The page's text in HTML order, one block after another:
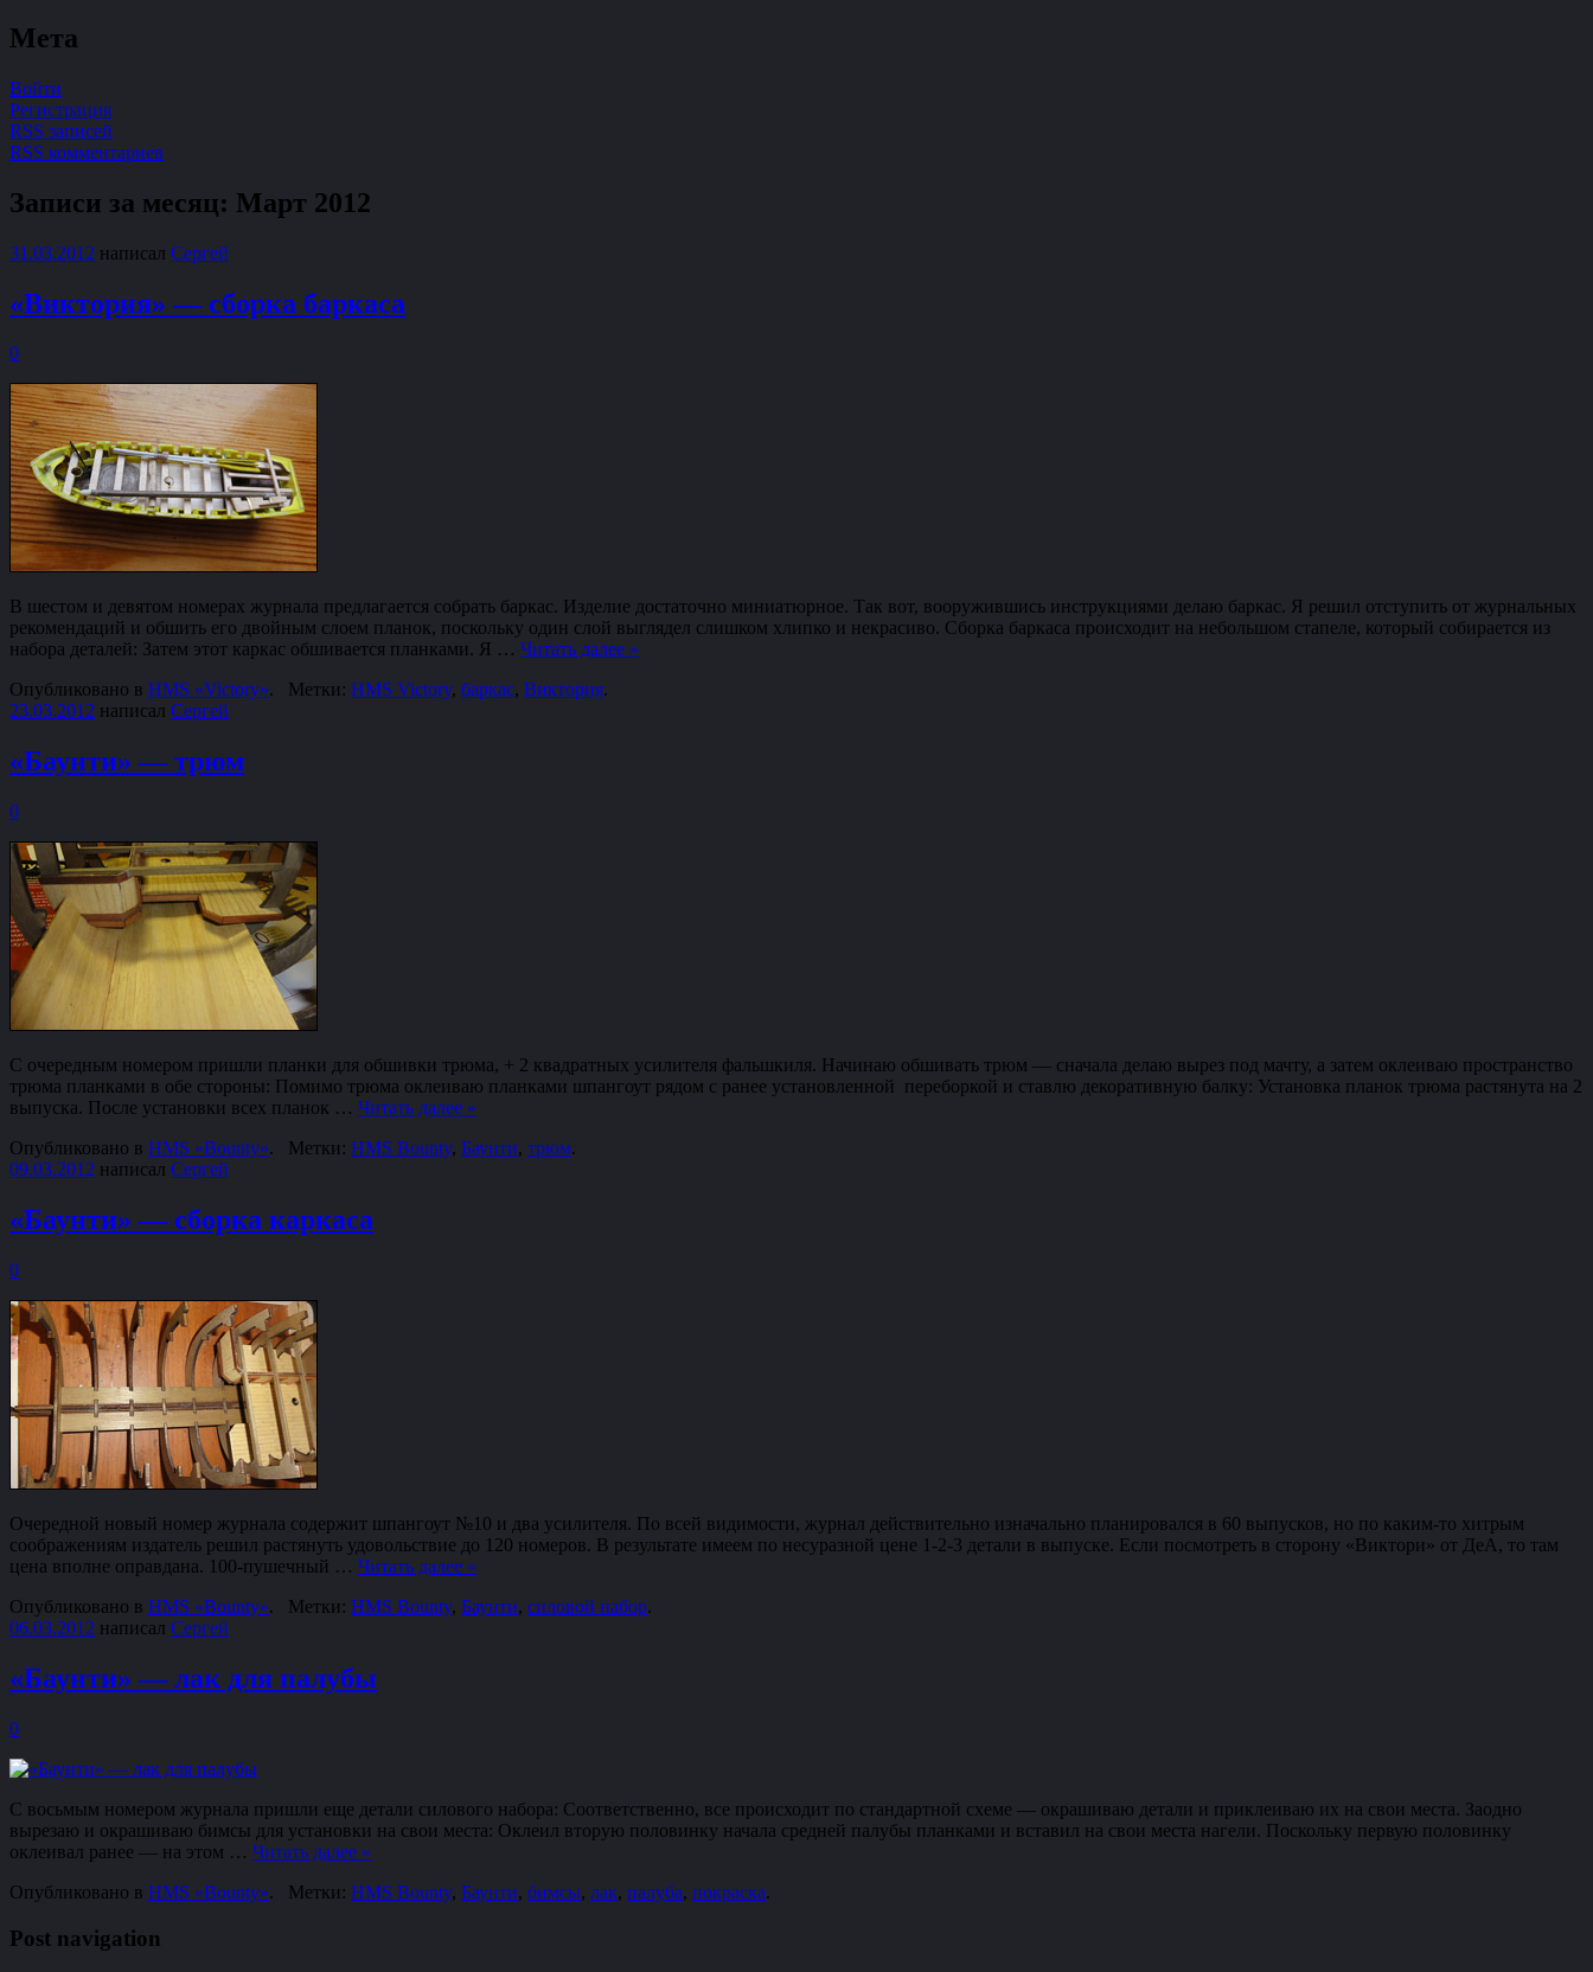
Мета
Войти
Регистрация
RSS записей
RSS комментариев
Записи за месяц: Март 2012
31.03.2012 написал Сергей
«Виктория» — сборка баркаса
0
В шестом и девятом номерах журнала предлагается собрать баркас. Изделие достаточно миниатюрное. Так вот, вооружившись инструкциями делаю баркас. Я решил отступить от журнальных
рекомендаций и обшить его двойным слоем планок, поскольку один слой выглядел слишком хлипко и некрасиво. Сборка баркаса происходит на небольшом стапеле, который собирается из
набора деталей: Затем этот каркас обшивается планками. Я … Читать далее »
Опубликовано в HMS «Victory». Метки: HMS Victory, баркас, Виктория.
23.03.2012 написал Сергей
«Баунти» — трюм
0
С очередным номером пришли планки для обшивки трюма, + 2 квадратных усилителя фальшкиля. Начинаю обшивать трюм — сначала делаю вырез под мачту, а затем оклеиваю пространство
трюма планками в обе стороны: Помимо трюма оклеиваю планками шпангоут рядом с ранее установленной переборкой и ставлю декоративную балку: Установка планок трюма растянута на 2
выпуска. После установки всех планок … Читать далее »
Опубликовано в HMS «Bounty». Метки: HMS Bounty, Баунти, трюм.
09.03.2012 написал Сергей
«Баунти» — сборка каркаса
0
Очередной новый номер журнала содержит шпангоут №10 и два усилителя. По всей видимости, журнал действительно изначально планировался в 60 выпусков, но по каким-то хитрым
соображениям издатель решил растянуть удовольствие до 120 номеров. В результате имеем по несуразной цене 1-2-3 детали в выпуске. Если посмотреть в сторону «Виктори» от ДеА, то там
цена вполне оправдана. 100-пушечный … Читать далее »
Опубликовано в HMS «Bounty». Метки: HMS Bounty, Баунти, силовой набор.
06.03.2012 написал Сергей
«Баунти» — лак для палубы
0
С восьмым номером журнала пришли еще детали силового набора: Соответственно, все происходит по стандартной схеме — окрашиваю детали и приклеиваю их на свои места. Заодно
вырезаю и окрашиваю бимсы для установки на свои места: Оклеил вторую половинку начала средней палубы планками и вставил на свои места нагели. Поскольку первую половинку
оклеивал ранее — на этом … Читать далее »
Опубликовано в HMS «Bounty». Метки: HMS Bounty, Баунти, бимсы, лак, палуба, покраска.
Post navigation